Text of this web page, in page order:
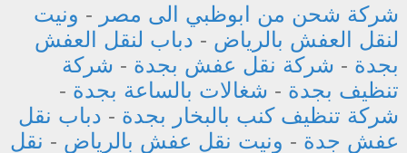
شركة شحن من ابوظبي الى مصر - ونيت
لنقل العفش بالرياض - دباب لنقل العفش
بجدة - شركة نقل عفش بجدة - شركة
تنظيف بجدة - شغالات بالساعة بجدة -
شركة تنظيف كنب بالبخار بجدة - دباب نقل
عفش جدة - ونيت نقل عفش بالرياض - نقل